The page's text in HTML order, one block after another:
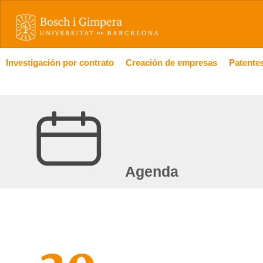
Investigación por contrato Creación de empresas
Agenda